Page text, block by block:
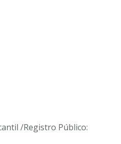
/Registro Público: